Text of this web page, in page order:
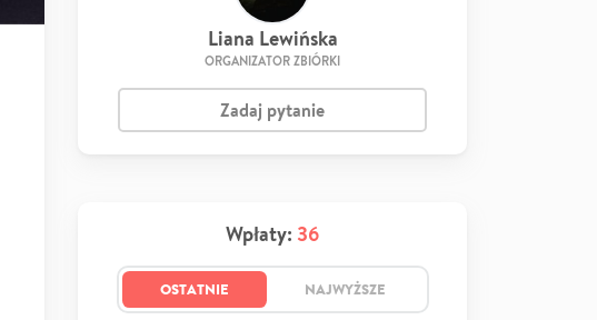
Liana Lewińska
ORGANIZATOR ZBIÓRKI
Zadaj pytanie
Wpłaty: 36
OSTATNIE NAJWYŻSZE